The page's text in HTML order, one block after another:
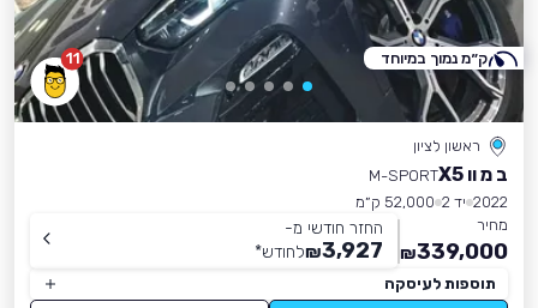
11
ראשון לציון
ב מ וו X5
M-SPORT
2022 יד 2
52,000 ק״מ
מחיר
339,000
₪
החזר חודשי מ-
3,927
₪לחודש*
תוספות לעיסקה
ק״מ נמוך במיוחד